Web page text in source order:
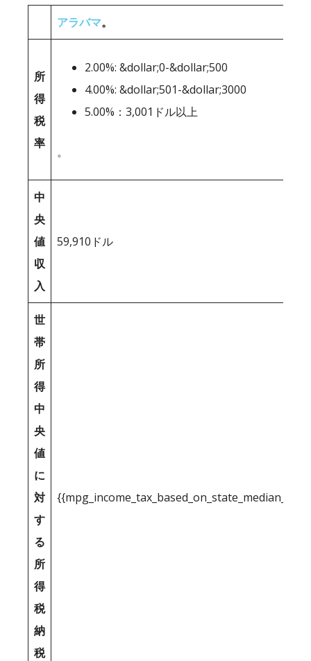
アラバマ。
所
得
税
率
2.00%: &dollar;0-&dollar;500
4.00%: &dollar;501-&dollar;3000
5.00%：3,001ドル以上
。
中
央
値
収
入
59,910ドル
世
帯
所
得
中
央
値
に
対
す
る
所
得
税
納
税